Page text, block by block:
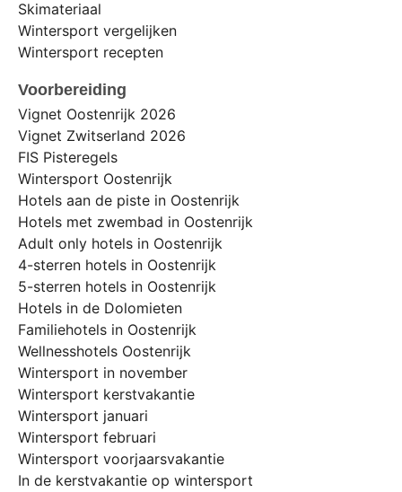
Skimateriaal
Wintersport vergelijken
Wintersport recepten
Voorbereiding
Vignet Oostenrijk 2026
Vignet Zwitserland 2026
FIS Pisteregels
Wintersport Oostenrijk
Hotels aan de piste in Oostenrijk
Hotels met zwembad in Oostenrijk
Adult only hotels in Oostenrijk
4-sterren hotels in Oostenrijk
5-sterren hotels in Oostenrijk
Hotels in de Dolomieten
Familiehotels in Oostenrijk
Wellnesshotels Oostenrijk
Wintersport in november
Wintersport kerstvakantie
Wintersport januari
Wintersport februari
Wintersport voorjaarsvakantie
In de kerstvakantie op wintersport